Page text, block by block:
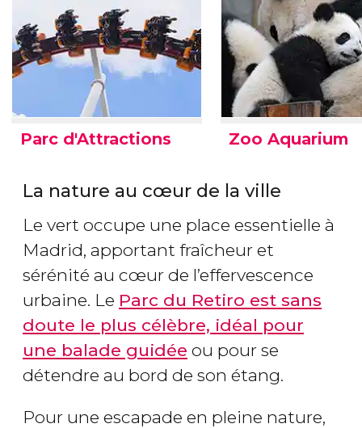
Parc d'Attractions Zoo Aquarium
La nature au cœur de la ville
Le vert occupe une place essentielle à
Madrid, apportant fraîcheur et
sérénité au cœur de l’effervescence
urbaine. Le Parc du Retiro est sans
doute le plus célèbre, idéal pour
une balade guidée ou pour se
détendre au bord de son étang.
Pour une escapade en pleine nature,